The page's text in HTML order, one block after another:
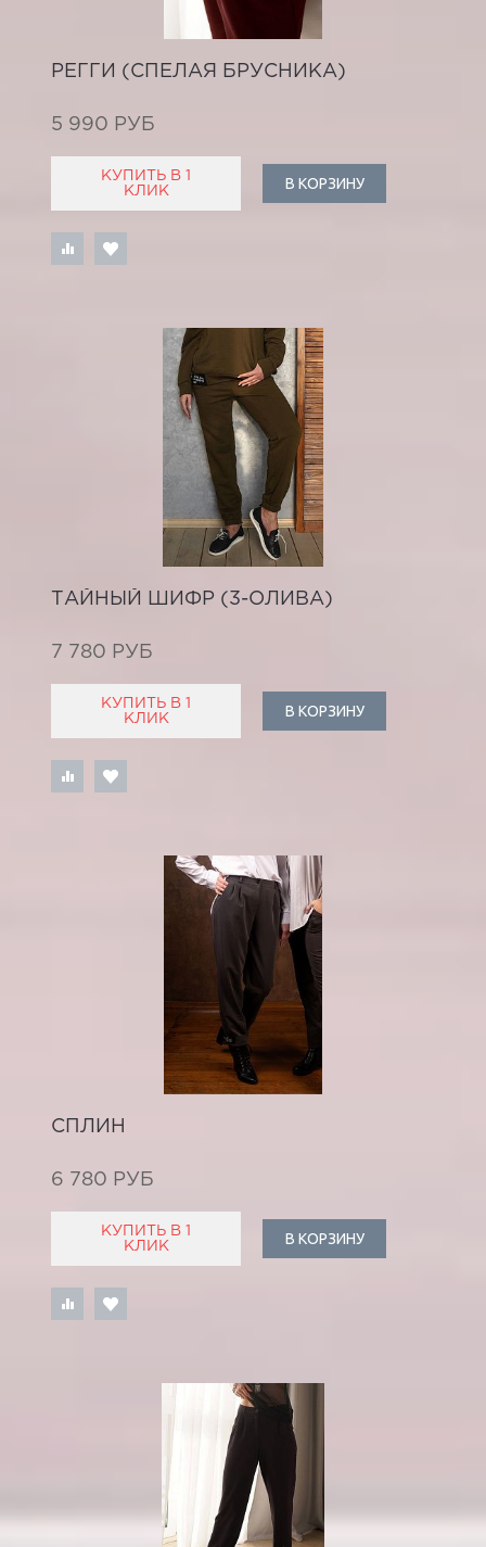
РЕГГИ (СПЕЛАЯ БРУСНИКА)
5 990 РУБ
КУПИТЬ В 1
КЛИК
В КОРЗИНУ
ТАЙНЫЙ ШИФР (3-ОЛИВА)
7 780 РУБ
КУПИТЬ В 1
КЛИК
В КОРЗИНУ
СПЛИН
6 780 РУБ
КУПИТЬ В 1
КЛИК
В КОРЗИНУ